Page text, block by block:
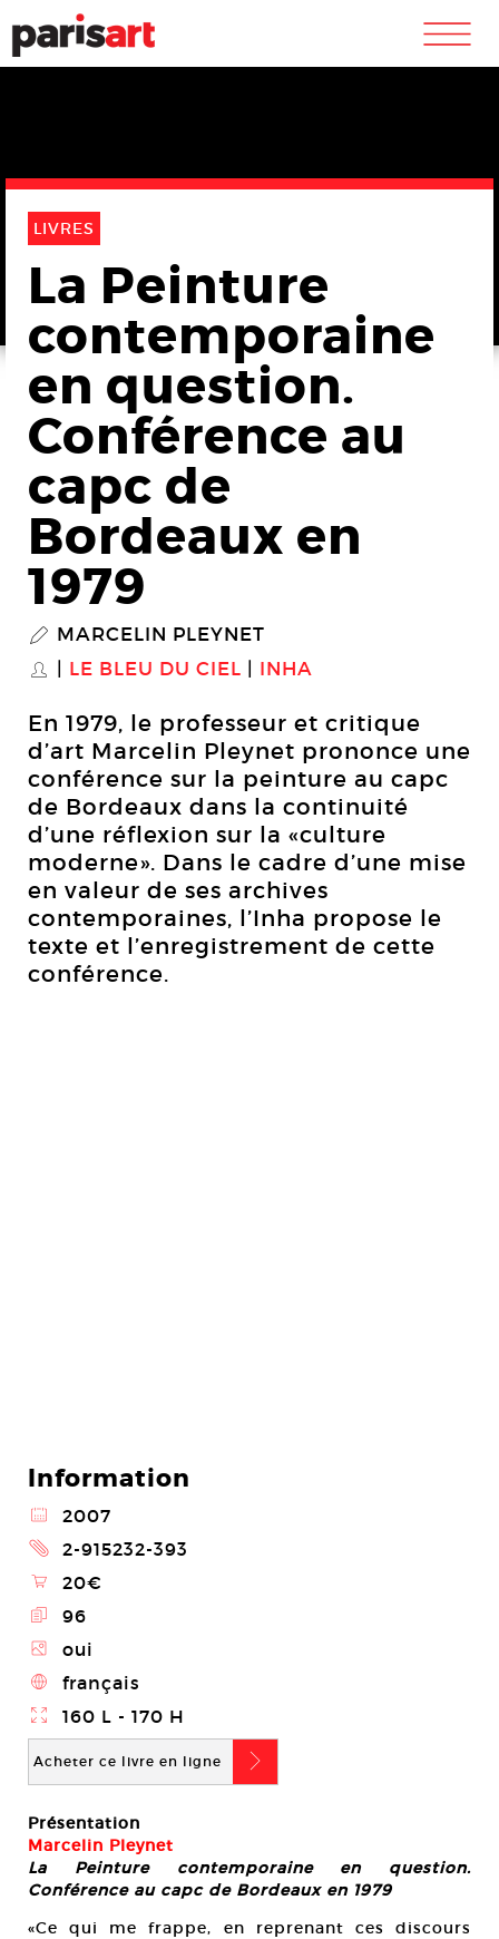
m
LIVRES
La Peinture
contemporaine
en question.
Conférence au
capc de
Bordeaux en
1979
P MARCELIN PLEYNET
S LE BLEU DU CIEL INHA
En 1979, le professeur et critique
d’art Marcelin Pleynet prononce une
conférence sur la peinture au capc
de Bordeaux dans la continuité
d’une réflexion sur la «culture
moderne». Dans le cadre d’une mise
en valeur de ses archives
contemporaines, l’Inha propose le
texte et l’enregistrement de cette
conférence.
Information
@ 2007
2 2-915232-393
\ 20€
E 96
Z oui
4 français
} 160 L - 170 H
Acheter ce livre en ligne b
Présentation
Marcelin Pleynet
La Peinture contemporaine en question.
Conférence au capc de Bordeaux en 1979
«Ce qui me frappe, en reprenant ces discours